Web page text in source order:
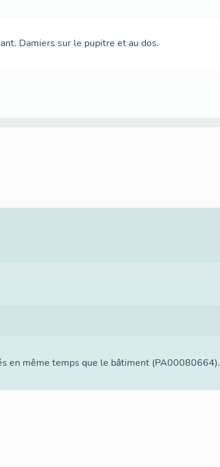
Damiers sur le pupitre et au dos.
en même temps que le bâtiment (PA00080664).